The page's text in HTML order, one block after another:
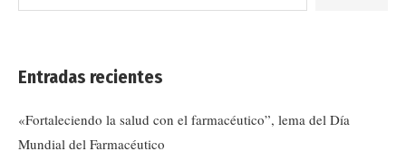
Entradas recientes
«Fortaleciendo la salud con el farmacéutico”, lema del Día
Mundial del Farmacéutico